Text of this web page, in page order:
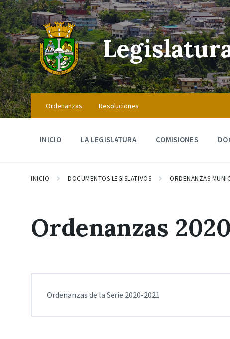
Skip
to
content
Skip
to
main
navigation
Skip
to
footer
Ordenanzas Resoluciones
INICIO LA LEGISLATURA COMISIONES
INICIO DOCUMENTOS LEGISLATIVOS ORDENANZAS
Ordenanzas
Ordenanzas de la Serie 2020-2021